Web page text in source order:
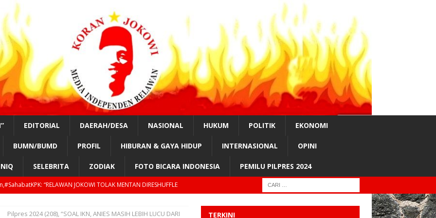
EDITORIAL DAERAH/DESA NASIONAL HUKUM POLITIK EKONOMI
BUMN/BUMD PROFIL HIBURAN & GAYA HIDUP INTERNASIONAL OPINI
SELEBRITA ZODIAK FOTO BICARA INDONESIA PEMILU PILPRES 2024
“RELAWAN JOKOWI TOLAK MENTAN DIRESHUFFLE
Pilpres 2024 (208), “SOAL IKN, ANIES MASIH LEBIH LUCU DARI TERKINI